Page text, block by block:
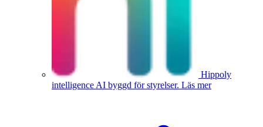
Hippoly
intelligence AI byggd för styrelser. Läs mer